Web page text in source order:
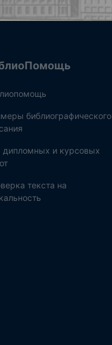
библиографического
дипломных и курсовых
текста на